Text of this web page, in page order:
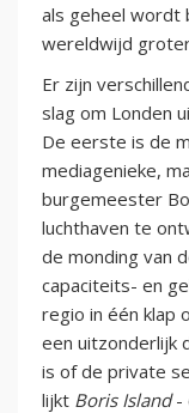
als geheel wordt
wereldwijd
Er zijn
slag om Londen
De eerste is de
mediagenieke,
burgemeester
luchthaven te
de monding van
capaciteits- en
regio in één klap
een uitzonderlijk
is of de private
lijkt Boris Island-